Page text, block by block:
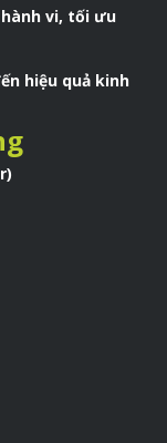
vi, tối ưu
hiệu quả kinh